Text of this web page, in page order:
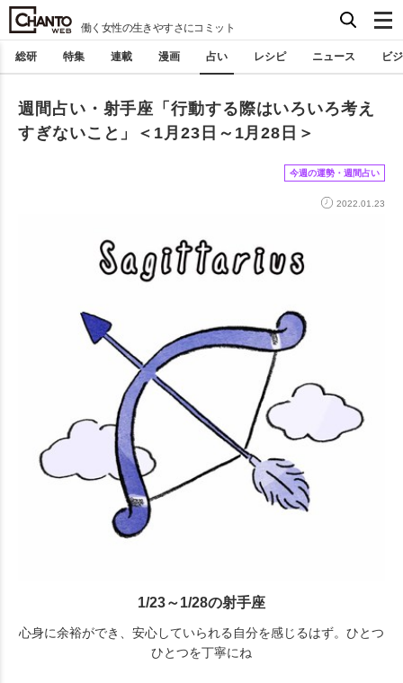
働く女性の生きやすさにコミット
総研 特集 連載 漫画 占い レシピ ニュース ビ
週間占い・射手座「行動する際はいろいろ考え
すぎないこと」＜1月23日～1月28日＞
今週の運勢・週間占い
2022.01.23
1/23～1/28の射手座
心身に余裕ができ、安心していられる自分を感じるはず。ひとつ
ひとつを丁寧にね